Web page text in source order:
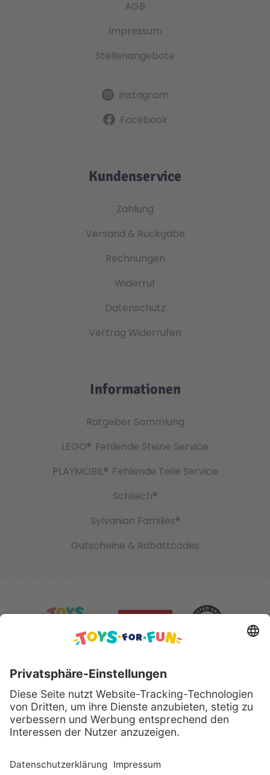
AGB
Impressum
Stellenangebote
Instagram
Facebook
Kundenservice
Zahlung
Versand & Rückgabe
Rechnungen
Widerruf
Datenschutz
Vertrag Widerrufen
Informationen
Ratgeber Sammlung
LEGO® Fehlende Steine Service
PLAYMOBIL® Fehlende Teile Service
Schleich®
Sylvanian Families®
Gutscheine & Rabattcodes
Sicher bezahlen mit:
Alle genannten Produkte und Logos sind eingetragene